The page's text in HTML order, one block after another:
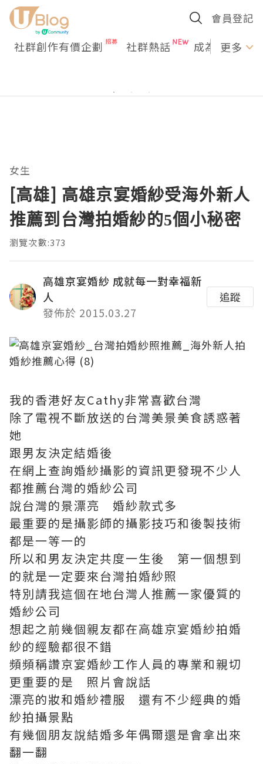
會員登記
社群創作有價企劃 社群熱話 成為U更多
女生
[高雄] 高雄京宴婚紗受海外新人
推薦到台灣拍婚紗的5個小秘密
瀏覽次數:373
高雄京宴婚紗 成就每一對幸福新
人
發佈於 2015.03.27
追蹤
我的香港好友Cathy非常喜歡台灣
除了電視不斷放送的台灣美景美食誘惑著
她
跟男友決定結婚後
在網上查詢婚紗攝影的資訊更發現不少人
都推薦台灣的婚紗公司
說台灣的景漂亮 婚紗款式多
最重要的是攝影師的攝影技巧和後製技術
都是一等一的
所以和男友決定共度一生後 第一個想到
的就是一定要來台灣拍婚紗照
特別請我這個在地台灣人推薦一家優質的
婚紗公司
想起之前幾個親友都在高雄京宴婚紗拍婚
紗的經驗都很不錯
頻頻稱讚京宴婚紗工作人員的專業和親切
更重要的是 照片會說話
漂亮的妝和婚紗禮服 還有不少經典的婚
紗拍攝景點
有幾個朋友說結婚多年偶爾還是會拿出來
翻一翻